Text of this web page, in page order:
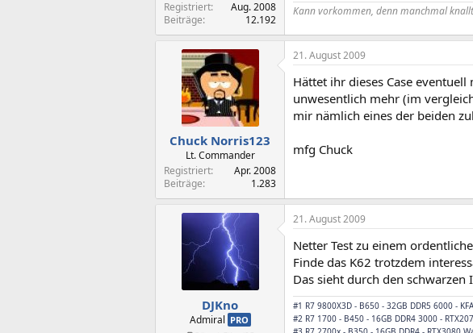
Registriert
Aug. 2008
Beiträge
12.192
Kann vorkommen, denn manchmal
Chuck Norris123
Lt. Commander
Registriert
Apr. 2008
Beiträge
1.283
21. August 2009
Hättet ihr dieses Case eventuell
unwesentlich mehr (im
mir nämlich eines der beiden
mfg Chuck
DJKno
Admiral PRO
21. August 2009
Netter Test zu einem
Finde das K62 trotzdem
Das sieht durch den
#1 R7 9800X3D - B650 - 32GB DDR5 6000 -
#2 R7 1700 - B450 - 16GB DDR4 3000 -